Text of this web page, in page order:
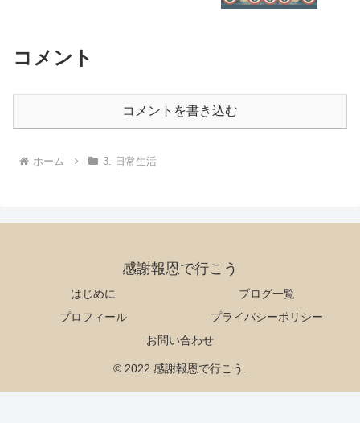
コメント
コメントを書き込む
ホーム 3. 日常生活
感謝報恩で行こう
はじめに
ブログ一覧
プロフィール
プライバシーポリシー
お問い合わせ
© 2022 感謝報恩で行こう.